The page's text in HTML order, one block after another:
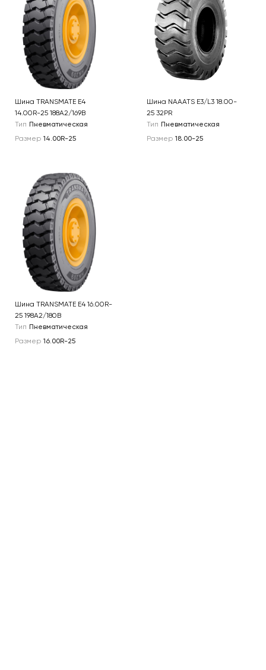
Шина TRANSMATE E4
14.00R-25 188A2/169B
Тип Пневматическая
Размер 14.00R-25
Шина NAAATS E3/L3 18.00-
25 32PR
Тип Пневматическая
Размер 18.00-25
Шина TRANSMATE E4 16.00R-
25 198A2/180B
Тип Пневматическая
Размер 16.00R-25